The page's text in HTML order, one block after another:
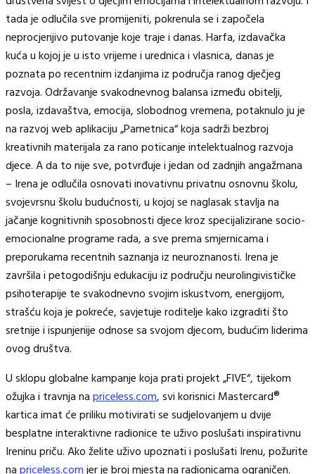
tada je odlučila sve promijeniti, pokrenula se i započela
neprocjenjivo putovanje koje traje i danas. Harfa, izdavačka
kuća u kojoj je u isto vrijeme i urednica i vlasnica, danas je
poznata po recentnim izdanjima iz područja ranog dječjeg
razvoja. Održavanje svakodnevnog balansa između obitelji,
posla, izdavaštva, emocija, slobodnog vremena, potaknulo ju je
na razvoj web aplikaciju „Pametnica“ koja sadrži bezbroj
kreativnih materijala za rano poticanje intelektualnog razvoja
djece. A da to nije sve, potvrđuje i jedan od zadnjih angažmana
– Irena je odlučila osnovati inovativnu privatnu osnovnu školu,
svojevrsnu školu budućnosti, u kojoj se naglasak stavlja na
jačanje kognitivnih sposobnosti djece kroz specijalizirane socio-
emocionalne programe rada, a sve prema smjernicama i
preporukama recentnih saznanja iz neuroznanosti. Irena je
završila i petogodišnju edukaciju iz području neurolingivističke
psihoterapije te svakodnevno svojim iskustvom, energijom,
strašću koja je pokreće, savjetuje roditelje kako izgraditi što
sretnije i ispunjenije odnose sa svojom djecom, budućim liderima
ovog društva.
U sklopu globalne kampanje koja prati projekt „FIVE“, tijekom
ožujka i travnja napriceless.com, svi korisnici Mastercard®
kartica imat će priliku motivirati se sudjelovanjem u dvije
besplatne interaktivne radionice te uživo poslušati inspirativnu
Ireninu priču. Ako želite uživo upoznati i poslušati Irenu, požurite